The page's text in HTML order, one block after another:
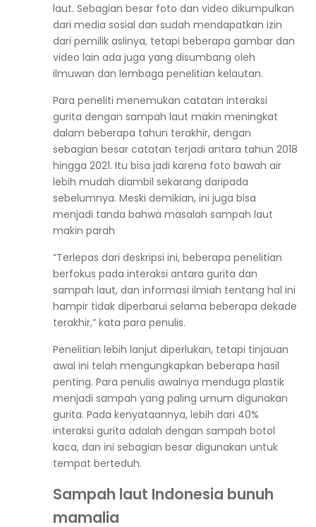
laut. Sebagian besar foto dan video dikumpulkan
dari media sosial dan sudah mendapatkan izin
dari pemilik aslinya, tetapi beberapa gambar dan
video lain ada juga yang disumbang oleh
ilmuwan dan lembaga penelitian kelautan.
Para peneliti menemukan catatan interaksi
gurita dengan sampah laut makin meningkat
dalam beberapa tahun terakhir, dengan
sebagian besar catatan terjadi antara tahun 2018
hingga 2021. Itu bisa jadi karena foto bawah air
lebih mudah diambil sekarang daripada
sebelumnya. Meski demikian, ini juga bisa
menjadi tanda bahwa masalah sampah laut
makin parah
“Terlepas dari deskripsi ini, beberapa penelitian
berfokus pada interaksi antara gurita dan
sampah laut, dan informasi ilmiah tentang hal ini
hampir tidak diperbarui selama beberapa dekade
terakhir,” kata para penulis.
Penelitian lebih lanjut diperlukan, tetapi tinjauan
awal ini telah mengungkapkan beberapa hasil
penting. Para penulis awalnya menduga plastik
menjadi sampah yang paling umum digunakan
gurita. Pada kenyataannya, lebih dari 40%
interaksi gurita adalah dengan sampah botol
kaca, dan ini sebagian besar digunakan untuk
tempat berteduh.
Sampah laut Indonesia bunuh
mamalia